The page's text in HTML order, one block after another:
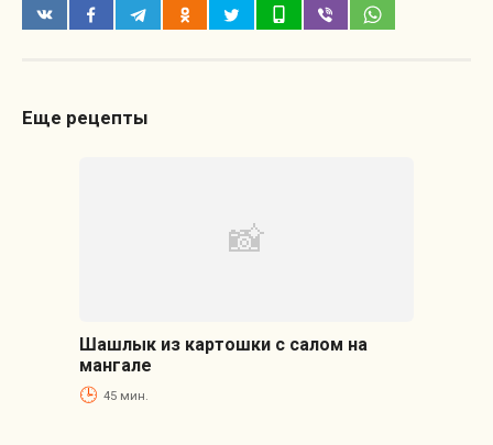
Еще рецепты
Шашлык из картошки с салом на
мангале
45 мин.